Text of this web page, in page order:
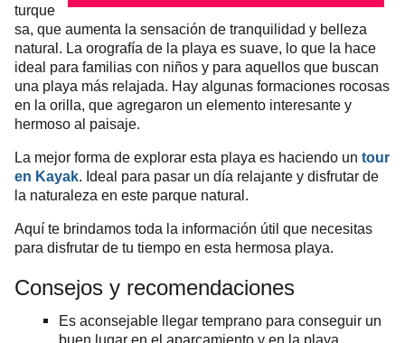
turque
sa, que aumenta la sensación de tranquilidad y belleza
natural. La orografía de la playa es suave, lo que la hace
ideal para familias con niños y para aquellos que buscan
una playa más relajada. Hay algunas formaciones rocosas
en la orilla, que agregaron un elemento interesante y
hermoso al paisaje.
La mejor forma de explorar esta playa es haciendo un tour
en Kayak. Ideal para pasar un día relajante y disfrutar de
la naturaleza en este parque natural.
Aquí te brindamos toda la información útil que necesitas
para disfrutar de tu tiempo en esta hermosa playa.
Consejos y recomendaciones
Es aconsejable llegar temprano para conseguir un
buen lugar en el aparcamiento y en la playa.